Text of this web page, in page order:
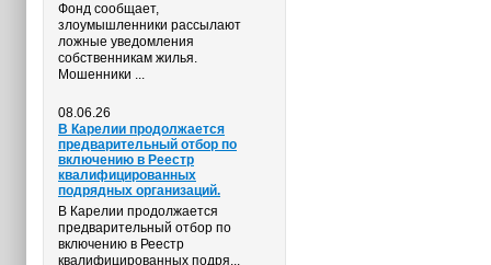
Фонд сообщает,
злоумышленники рассылают
ложные уведомления
собственникам жилья.
Мошенники ...
08.06.26
В Карелии продолжается
предварительный отбор по
включению в Реестр
квалифицированных
подрядных организаций.
В Карелии продолжается
предварительный отбор по
включению в Реестр
квалифицированных подря...